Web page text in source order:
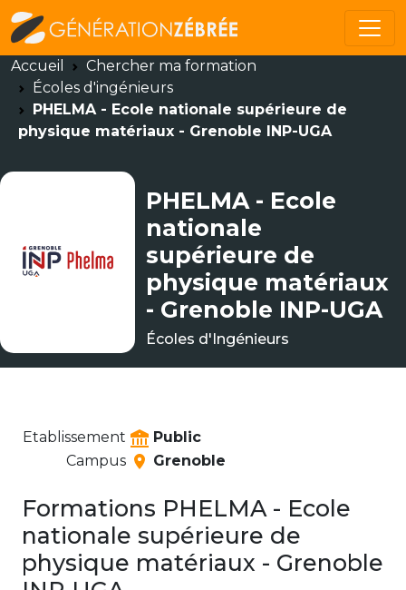
Accueil
Chercher ma formation
Écoles d'ingénieurs
PHELMA - Ecole nationale supérieure de
physique matériaux - Grenoble INP-UGA
PHELMA - Ecole
nationale
supérieure de
physique matériaux
- Grenoble INP-UGA
Écoles d'Ingénieurs
Etablissement
Public
Campus
Grenoble
Formations PHELMA - Ecole
nationale supérieure de
physique matériaux - Grenoble